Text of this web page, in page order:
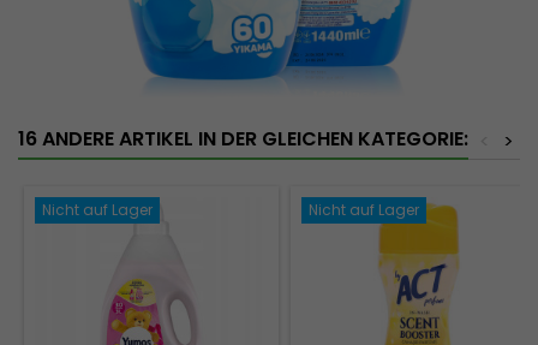
16 ANDERE ARTIKEL IN DER GLEICHEN KATEGORIE: >
Nicht auf Lager Nicht auf Lager